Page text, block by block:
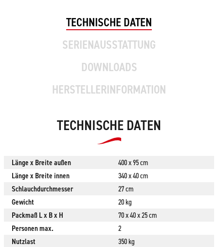
TECHNISCHE DATEN
SERIENAUSSTATTUNG
DOWNLOADS
HERSTELLERINFORMATION
TECHNISCHE DATEN
Länge x Breite außen
400 x 95 cm
Länge x Breite innen
340 x 40 cm
Schlauchdurchmesser
27 cm
Gewicht
20 kg
Packmaß L x B x H
70 x 40 x 25 cm
Personen max.
2
Nutzlast
350 kg